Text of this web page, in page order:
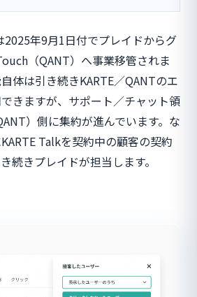
年9月1日付でプレイドからグ
（QANT）へ事業移管されま
体は引き続きKARTE／QANTのエ
きますが、サポート／チャット領
）側に集約が進んでいます。な
Talkを契約中の顧客の契約
続きプレイドが担当します。